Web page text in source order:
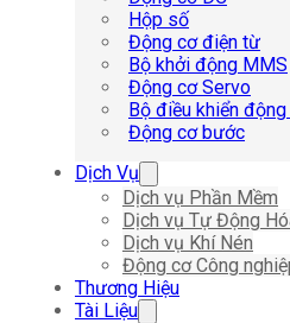
Hộp số
Động cơ điện từ
Bộ khởi động MMS
Động cơ Servo
Bộ điều khiển
Động cơ bước
Dịch Vụ
Dịch vụ Phần Mềm
Dịch vụ Tự Động
Dịch vụ Khí Nén
Động cơ Công
Thương Hiệu
Tài Liệu